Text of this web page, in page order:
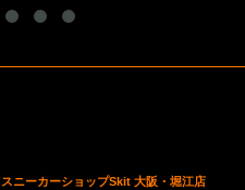
スニーカーショップSkit 大阪・堀江店